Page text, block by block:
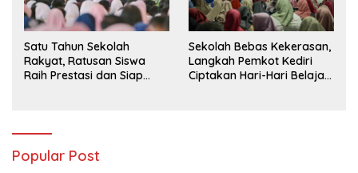
Satu Tahun Sekolah
Rakyat, Ratusan Siswa
Raih Prestasi dan Siap
Sekolah Bebas Kekerasan,
Langkah Pemkot Kediri
Ciptakan Hari-Hari Belajar
Popular Post